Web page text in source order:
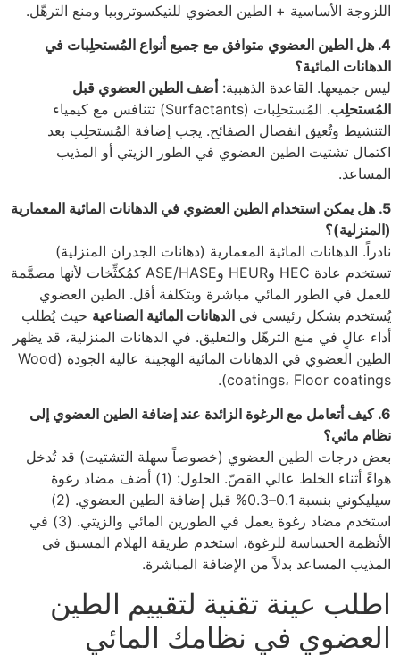
اللزوجة الأساسية + الطين العضوي للتيكسوتروبيا ومنع الترهّل.
4. هل الطين العضوي متوافق مع جميع أنواع المُستحلِبات في
الدهانات المائية؟
ليس جميعها. القاعدة الذهبية: أضف الطين العضوي قبل
المُستحلِب
. المُستحلِبات (Surfactants) تتنافس مع كيمياء
التنشيط وتُعيق انفصال الصفائح. يجب إضافة المُستحلِب بعد
اكتمال تشتيت الطين العضوي في الطور الزيتي أو المذيب
المساعد.
5. هل يمكن استخدام الطين العضوي في الدهانات المائية المعمارية
(المنزلية)؟
نادراً. الدهانات المائية المعمارية (دهانات الجدران المنزلية)
تستخدم عادة HEC وHEUR وASE/HASE كمُكثِّخات لأنها مصمَّمة
للعمل في الطور المائي مباشرة وبتكلفة أقل. الطين العضوي
يُستخدم بشكل رئيسي في الدهانات المائية الصناعية حيث يُطلب
أداء عالٍ في منع الترهّل والتعليق. في الدهانات المنزلية، قد يظهر
الطين العضوي في الدهانات المائية الهجينة عالية الجودة (Wood
coatings، Floor coatings).
6. كيف أتعامل مع الرغوة الزائدة عند إضافة الطين العضوي إلى
نظام مائي؟
بعض درجات الطين العضوي (خصوصاً سهلة التشتيت) قد تُدخل
هواءً أثناء الخلط عالي القصّ. الحلول: (1) أضف مضاد رغوة
سيليكوني بنسبة 0.1–0.3% قبل إضافة الطين العضوي. (2)
استخدم مضاد رغوة يعمل في الطورين المائي والزيتي. (3) في
الأنظمة الحساسة للرغوة، استخدم طريقة الهلام المسبق في
المذيب المساعد بدلاً من الإضافة المباشرة.
اطلب عينة تقنية لتقييم الطين
العضوي في نظامك المائي